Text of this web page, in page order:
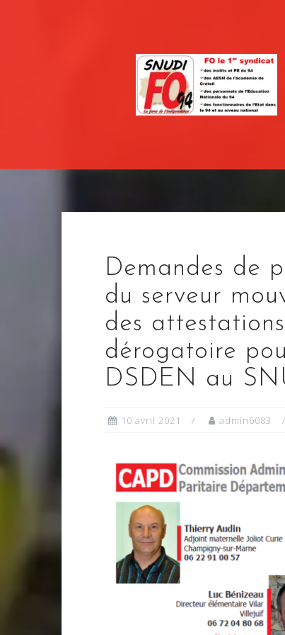
Demandes de
du serveur
des
dérogatoire
DSDEN au
10 avril 2021 admin6083